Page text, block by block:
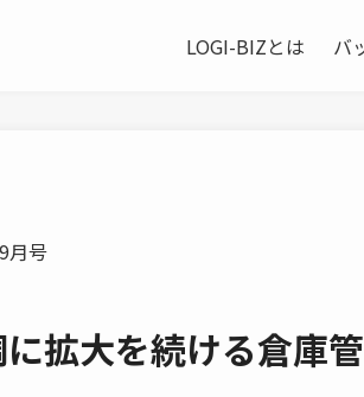
LOGI-BIZとは バ
月号
拡大を続ける倉庫